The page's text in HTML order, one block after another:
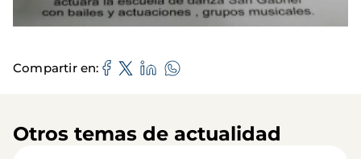
Compartir en
Otros temas de actualidad